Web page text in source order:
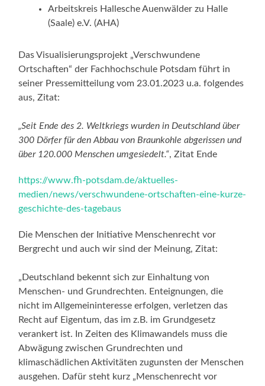
Arbeitskreis Hallesche Auenwälder zu Halle
(Saale) e.V. (AHA)
Das Visualisierungsprojekt „Verschwundene
Ortschaften“ der Fachhochschule Potsdam führt in
seiner Pressemitteilung vom 23.01.2023 u.a. folgendes
aus, Zitat:
„Seit Ende des 2. Weltkriegs wurden in Deutschland über
300 Dörfer für den Abbau von Braunkohle abgerissen und
über 120.000 Menschen umgesiedelt.“, Zitat Ende
https://www.fh-potsdam.de/aktuelles-
medien/news/verschwundene-ortschaften-eine-kurze-
geschichte-des-tagebaus
Die Menschen der Initiative Menschenrecht vor
Bergrecht und auch wir sind der Meinung, Zitat:
„Deutschland bekennt sich zur Einhaltung von
Menschen- und Grundrechten. Enteignungen, die
nicht im Allgemeininteresse erfolgen, verletzen das
Recht auf Eigentum, das im z.B. im Grundgesetz
verankert ist. In Zeiten des Klimawandels muss die
Abwägung zwischen Grundrechten und
klimaschädlichen Aktivitäten zugunsten der Menschen
ausgehen. Dafür steht kurz „Menschenrecht vor